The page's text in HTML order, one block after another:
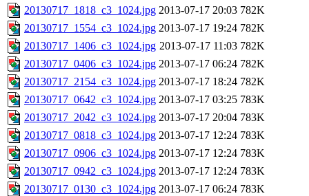
20130717_1818_c3_1024.jpg 2013-07-17 20:03 782K
20130717_1554_c3_1024.jpg 2013-07-17 19:24 782K
20130717_1406_c3_1024.jpg 2013-07-17 11:03 782K
20130717_0406_c3_1024.jpg 2013-07-17 06:24 782K
20130717_2154_c3_1024.jpg 2013-07-17 18:24 782K
20130717_0642_c3_1024.jpg 2013-07-17 03:25 783K
20130717_2042_c3_1024.jpg 2013-07-17 20:04 783K
20130717_0818_c3_1024.jpg 2013-07-17 12:24 783K
20130717_0906_c3_1024.jpg 2013-07-17 12:24 783K
20130717_0942_c3_1024.jpg 2013-07-17 12:24 783K
20130717_0130_c3_1024.jpg 2013-07-17 06:24 783K